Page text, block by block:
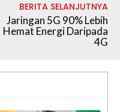
BERITA SELANJUTNYA
Jaringan 5G 90% Lebih
Hemat Energi Daripada
4G